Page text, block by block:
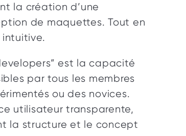
la création d’une
de maquettes. Tout en
est la capacité
par tous les membres
ou des novices.
utilisateur transparente,
la structure et le concept